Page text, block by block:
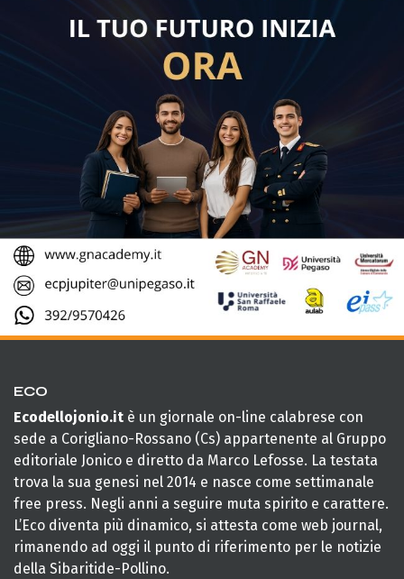
ECO
Ecodellojonio.it è un giornale on-line calabrese con
sede a Corigliano-Rossano (Cs) appartenente al Gruppo
editoriale Jonico e diretto da Marco Lefosse. La testata
trova la sua genesi nel 2014 e nasce come settimanale
free press. Negli anni a seguire muta spirito e carattere.
L’Eco diventa più dinamico, si attesta come web journal,
rimanendo ad oggi il punto di riferimento per le notizie
della Sibaritide-Pollino.